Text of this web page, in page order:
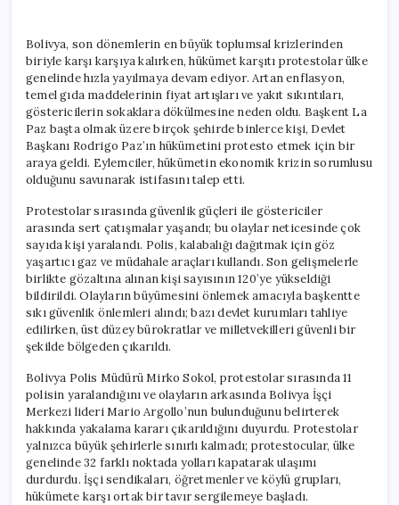
Paz’a
Karşı
Protestolar
Büyüyor
için
Bolivya, son dönemlerin en büyük toplumsal krizlerinden
biriyle karşı karşıya kalırken, hükümet karşıtı protestolar ülke
genelinde hızla yayılmaya devam ediyor. Artan enflasyon,
temel gıda maddelerinin fiyat artışları ve yakıt sıkıntıları,
göstericilerin sokaklara dökülmesine neden oldu. Başkent La
Paz başta olmak üzere birçok şehirde binlerce kişi, Devlet
Başkanı Rodrigo Paz’ın hükümetini protesto etmek için bir
araya geldi. Eylemciler, hükümetin ekonomik krizin sorumlusu
olduğunu savunarak istifasını talep etti.
Protestolar sırasında güvenlik güçleri ile göstericiler
arasında sert çatışmalar yaşandı; bu olaylar neticesinde çok
sayıda kişi yaralandı. Polis, kalabalığı dağıtmak için göz
yaşartıcı gaz ve müdahale araçları kullandı. Son gelişmelerle
birlikte gözaltına alınan kişi sayısının 120’ye yükseldiği
bildirildi. Olayların büyümesini önlemek amacıyla başkentte
sıkı güvenlik önlemleri alındı; bazı devlet kurumları tahliye
edilirken, üst düzey bürokratlar ve milletvekilleri güvenli bir
şekilde bölgeden çıkarıldı.
Bolivya Polis Müdürü Mirko Sokol, protestolar sırasında 11
polisin yaralandığını ve olayların arkasında Bolivya İşçi
Merkezi lideri Mario Argollo’nun bulunduğunu belirterek
hakkında yakalama kararı çıkarıldığını duyurdu. Protestolar
yalnızca büyük şehirlerle sınırlı kalmadı; protestocular, ülke
genelinde 32 farklı noktada yolları kapatarak ulaşımı
durdurdu. İşçi sendikaları, öğretmenler ve köylü grupları,
hükümete karşı ortak bir tavır sergilemeye başladı.